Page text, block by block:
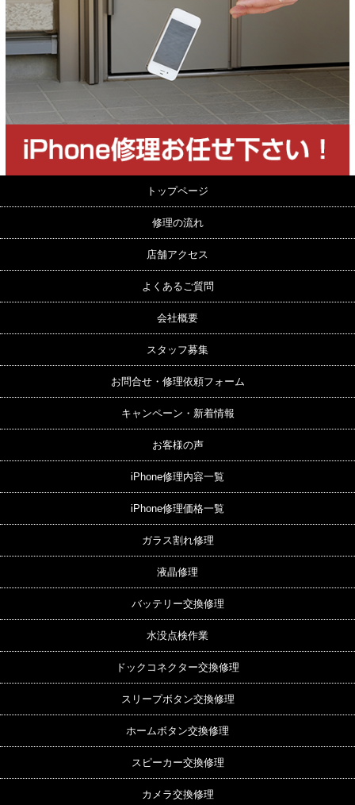
トップページ
修理の流れ
店舗アクセス
よくあるご質問
会社概要
スタッフ募集
お問合せ・修理依頼フォーム
キャンペーン・新着情報
お客様の声
iPhone修理内容一覧
iPhone修理価格一覧
ガラス割れ修理
液晶修理
バッテリー交換修理
水没点検作業
ドックコネクター交換修理
スリープボタン交換修理
ホームボタン交換修理
スピーカー交換修理
カメラ交換修理